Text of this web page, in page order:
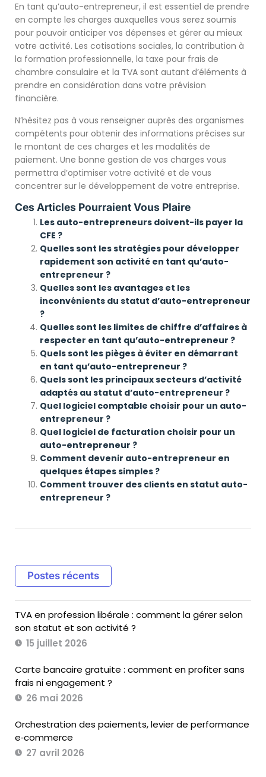
En tant qu’auto-entrepreneur, il est essentiel de prendre
en compte les charges auxquelles vous serez soumis
pour pouvoir anticiper vos dépenses et gérer au mieux
votre activité. Les cotisations sociales, la contribution à
la formation professionnelle, la taxe pour frais de
chambre consulaire et la TVA sont autant d’éléments à
prendre en considération dans votre prévision
financière.
N’hésitez pas à vous renseigner auprès des organismes
compétents pour obtenir des informations précises sur
le montant de ces charges et les modalités de
paiement. Une bonne gestion de vos charges vous
permettra d’optimiser votre activité et de vous
concentrer sur le développement de votre entreprise.
Ces Articles Pourraient Vous Plaire
Les auto-entrepreneurs doivent-ils payer la
CFE ?
Quelles sont les stratégies pour développer
rapidement son activité en tant qu’auto-
entrepreneur ?
Quelles sont les avantages et les
inconvénients du statut d’auto-entrepreneur
?
Quelles sont les limites de chiffre d’affaires à
respecter en tant qu’auto-entrepreneur ?
Quels sont les pièges à éviter en démarrant
en tant qu’auto-entrepreneur ?
Quels sont les principaux secteurs d’activité
adaptés au statut d’auto-entrepreneur ?
Quel logiciel comptable choisir pour un auto-
entrepreneur ?
Quel logiciel de facturation choisir pour un
auto-entrepreneur ?
Comment devenir auto-entrepreneur en
quelques étapes simples ?
Comment trouver des clients en statut auto-
entrepreneur ?
Postes récents
TVA en profession libérale : comment la gérer selon
son statut et son activité ?
15 juillet 2026
Carte bancaire gratuite : comment en profiter sans
frais ni engagement ?
26 mai 2026
Orchestration des paiements, levier de performance
e‑commerce
27 avril 2026